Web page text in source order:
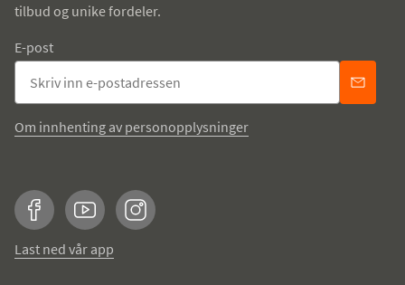
tilbud og unike fordeler.
E-post
Om innhenting av personopplysninger
FacebookYouTubeInstagram
Last ned vår app